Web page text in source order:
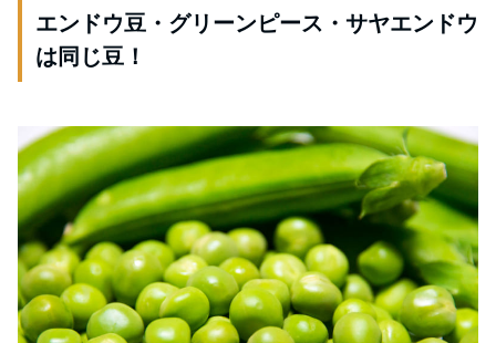
エンドウ豆・グリーンピース・サヤエンドウ
は同じ豆！